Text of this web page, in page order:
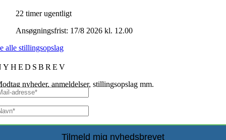
22 timer ugentligt
Ansøgningsfrist: 17/8 2026 kl. 12.00
alle stillingsopslag
nyheder, anmeldelser, stillingsopslag mm.